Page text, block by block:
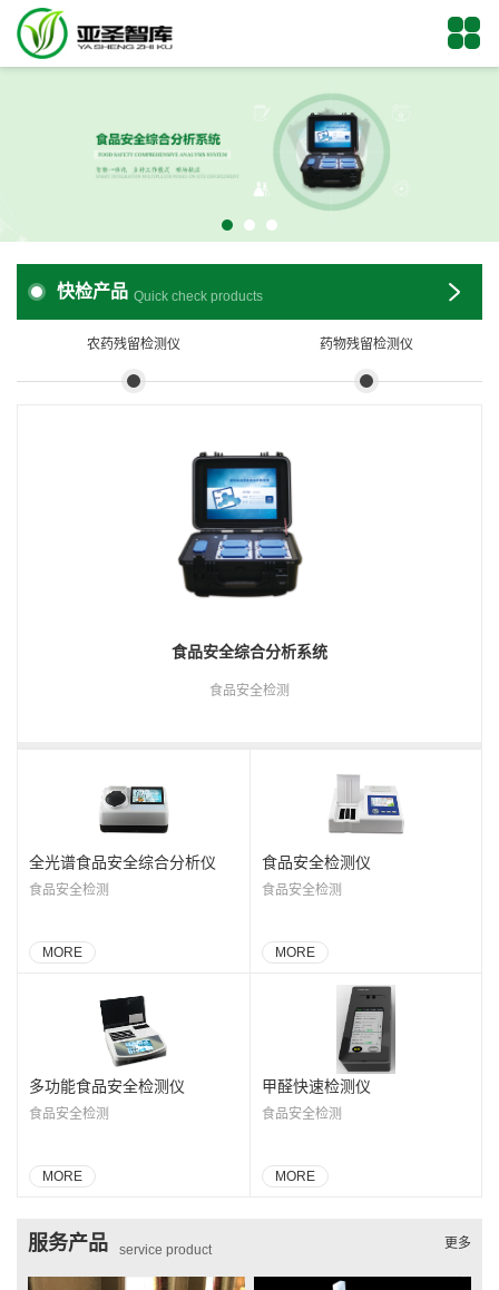
快检产品 Quick check products
农药残留检测仪 药物残留检测仪
食品安全综合分析系统
食品安全检测
全光谱食品安全综合分析仪
食品安全检测
MORE
食品安全检测仪
食品安全检测
MORE
多功能食品安全检测仪
食品安全检测
MORE
甲醛快速检测仪
食品安全检测
MORE
服务产品 service product 更多